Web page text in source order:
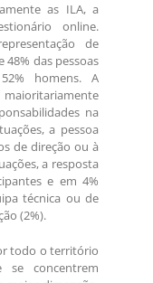
as ILA, a
online.
de
48% das pessoas
homens. A
na
a pessoa
de direção ou à
a resposta
e em 4%
técnica ou de
(2%).
todo o território
se concentrem